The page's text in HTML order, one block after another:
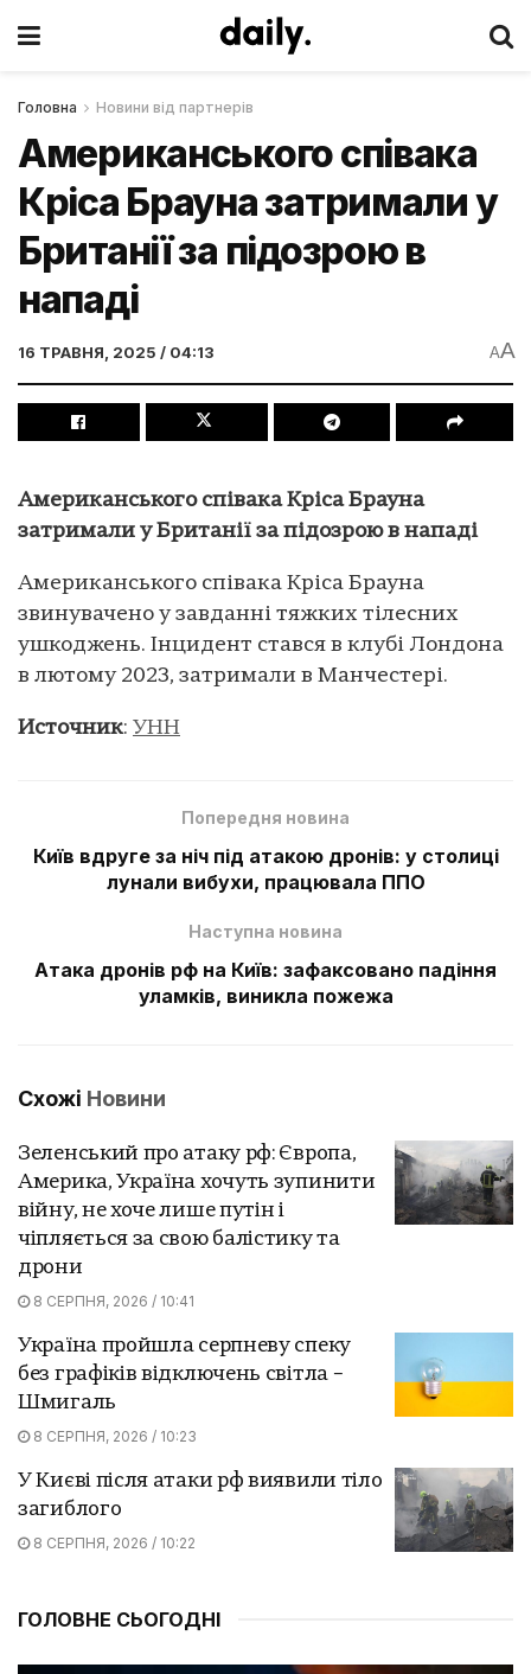
Головна Новини від партнерів
Американського співака
Кріса Брауна затримали у
Британії за підозрою в
нападі
16 ТРАВНЯ, 2025 / 04:13 AA
Американського співака Кріса Брауна
затримали у Британії за підозрою в нападі
Американського співака Кріса Брауна
звинувачено у завданні тяжких тілесних
ушкоджень. Інцидент стався в клубі Лондона
в лютому 2023, затримали в Манчестері.
Источник: УНН
Попередня новина
Київ вдруге за ніч під атакою дронів: у столиці
лунали вибухи, працювала ППО
Наступна новина
Атака дронів рф на Київ: зафаксовано падіння
уламків, виникла пожежа
Схожі Новини
Зеленський про атаку рф: Європа,
Америка, Україна хочуть зупинити
війну, не хоче лише путін і
чіпляється за свою балістику та
дрони
8 СЕРПНЯ, 2026 / 10:41
Україна пройшла серпневу спеку
без графіків відключень світла –
Шмигаль
8 СЕРПНЯ, 2026 / 10:23
У Києві після атаки рф виявили тіло
загиблого
8 СЕРПНЯ, 2026 / 10:22
ГОЛОВНЕ СЬОГОДНІ